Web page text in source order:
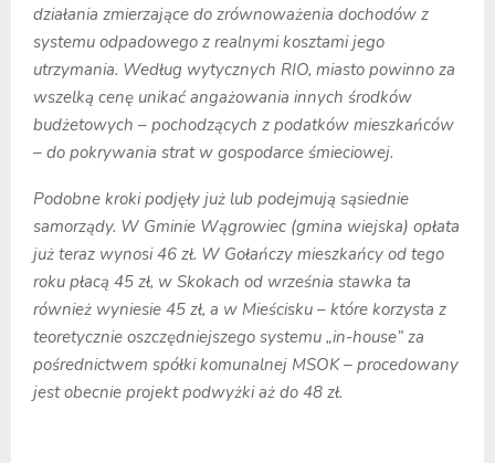
działania zmierzające do zrównoważenia dochodów z
systemu odpadowego z realnymi kosztami jego
utrzymania. Według wytycznych RIO, miasto powinno za
wszelką cenę unikać angażowania innych środków
budżetowych – pochodzących z podatków mieszkańców
– do pokrywania strat w gospodarce śmieciowej.
Podobne kroki podjęły już lub podejmują sąsiednie
samorządy. W Gminie Wągrowiec (gmina wiejska) opłata
już teraz wynosi 46 zł. W Gołańczy mieszkańcy od tego
roku płacą 45 zł, w Skokach od września stawka ta
również wyniesie 45 zł, a w Mieścisku – które korzysta z
teoretycznie oszczędniejszego systemu „in-house” za
pośrednictwem spółki komunalnej MSOK – procedowany
jest obecnie projekt podwyżki aż do 48 zł.